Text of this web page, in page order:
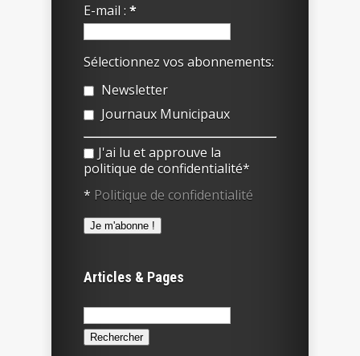
E-mail : *
Sélectionnez vos abonnements:
Newsletter
Journaux Municipaux
J'ai lu et approuve la
politique de confidentialité*
* Politique de confidentialité
Articles & Pages
Rechercher :